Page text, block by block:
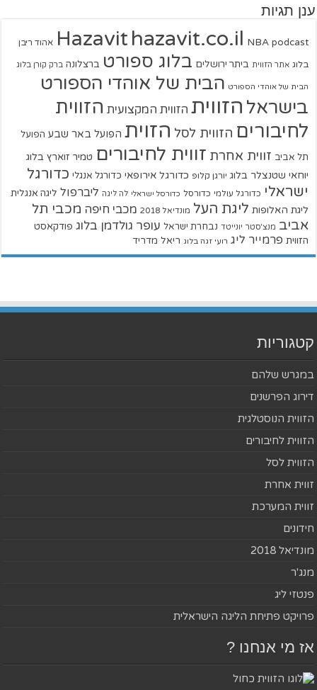
ענן תגיות
Hazavit hazavit.co.il NBA podcast אהוד ריבן
בלוג אתר הזווית ביתר ירושלים בלוג ספורט ברצלונה ברק קורן בלוג
הבית של אוהדי הספורט הבית של אוהדי הספורט
בישראל הזווית הזווית המקצועית הזווית
לחיבורים הזווית לסל הזוית הפועל באר שבע הפועל
תל אביב זווית אחרת זווית לחיבורים טמיר זוארץ בלוג
יוחאי שטנצלר בלוג יורגן קלופ כדורגל אירופאי כדורגל אנגלי כדורגל
ישראלי כדורגל עולמי כדורסל כדורסל ישראלי לה ליגה ליברפול ליגה אנגלית
ליגת האלופות ליגת העל מונדיאל 2018 מכבי חיפה מכבי תל
אביב מנצ'סטר יונייטד נבחרת ישראל עופר גולדמן בלוג פודקאסט
הזווית פרמייר ליג רועי זגה בלוג ריאל מדריד
קטגוריות
במגרש שלהם
דירוג הפרשנים
הזווית הנוסטלגית
הזווית לחיבורים
הזווית לסל
זווית אחרת
זווית המערכת
חידונים
מונדיאל 2018
מנג'ר
פנטזי ליג
פרויקט פתיחת הליגה הישראלית
אז מי אנחנו ?